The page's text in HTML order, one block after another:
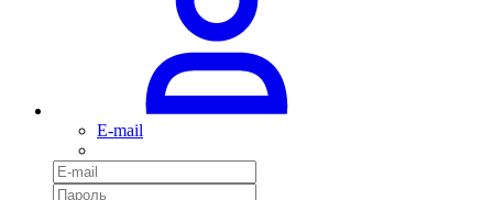
E-mail